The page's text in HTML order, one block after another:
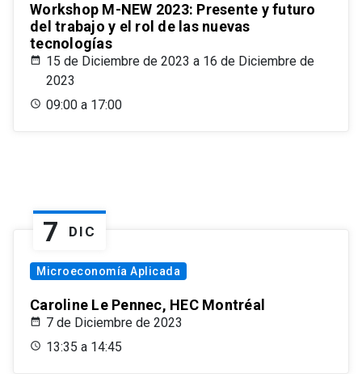
Workshop M-NEW 2023: Presente y futuro
del trabajo y el rol de las nuevas
tecnologías
15 de Diciembre de 2023 a 16 de Diciembre de
2023
09:00 a 17:00
7 DIC
Microeconomía Aplicada
Caroline Le Pennec, HEC Montréal
7 de Diciembre de 2023
13:35 a 14:45